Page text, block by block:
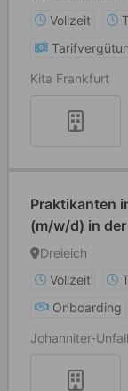
Vollzeit
Kita Frankfurt
Praktikanten
(m/w/d) in
Dreieich
Vollzeit
Onboarding
Johanniter-